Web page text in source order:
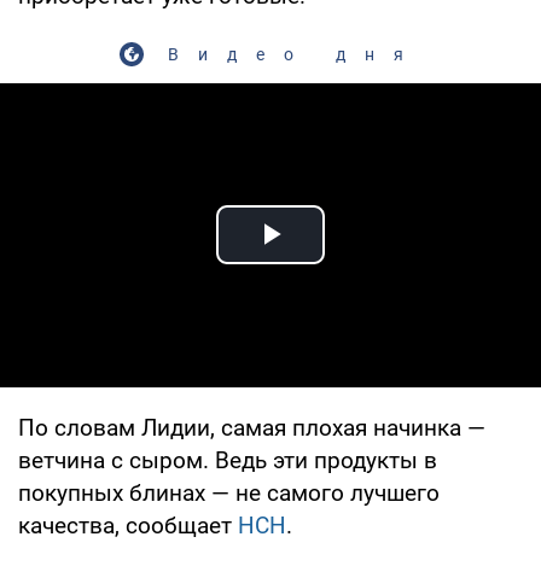
Видео дня
Play Video
По словам Лидии, самая плохая начинка —
ветчина с сыром. Ведь эти продукты в
покупных блинах — не самого лучшего
качества, сообщает НСН.